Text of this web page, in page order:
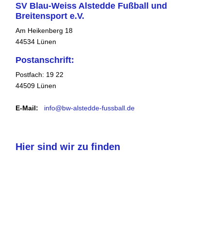
SV Blau-Weiss Alstedde Fußball und
Breitensport e.V.
Am Heikenberg 18
44534 Lünen
Postanschrift:
Postfach: 19 22
44509 Lünen
E-Mail: info@bw-alstedde-fussball.de
Hier sind wir zu finden